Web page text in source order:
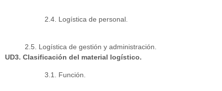
2.4. Logística de personal.
2.5. Logística de gestión y administración.
UD3. Clasificación del material logístico.
3.1. Función.